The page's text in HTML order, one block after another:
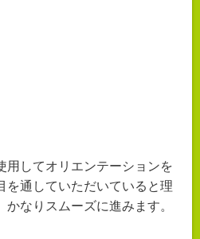
用してオリエンテーションを
を通していただいていると理
なりスムーズに進みます。